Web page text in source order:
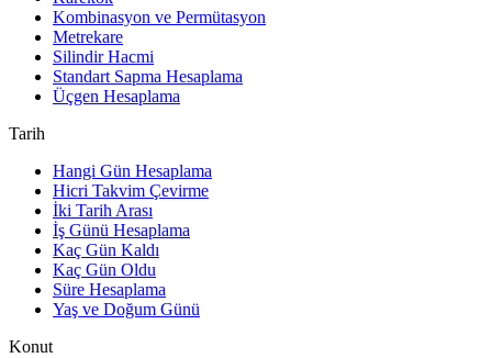
Kombinasyon ve Permütasyon
Metrekare
Silindir Hacmi
Standart Sapma Hesaplama
Üçgen Hesaplama
Tarih
Hangi Gün Hesaplama
Hicri Takvim Çevirme
İki Tarih Arası
İş Günü Hesaplama
Kaç Gün Kaldı
Kaç Gün Oldu
Süre Hesaplama
Yaş ve Doğum Günü
Konut